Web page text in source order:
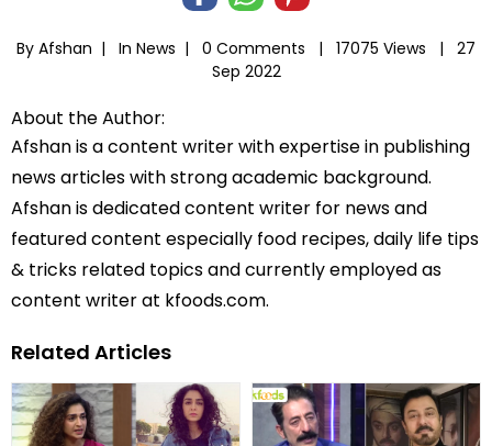
By Afshan | In News | 0 Comments | 17075 Views |
27
Sep 2022
About the Author:
Afshan is a content writer with expertise in publishing
news articles with strong academic background.
Afshan is dedicated content writer for news and
featured content especially food recipes, daily life tips
& tricks related topics and currently employed as
content writer at kfoods.com.
Related Articles